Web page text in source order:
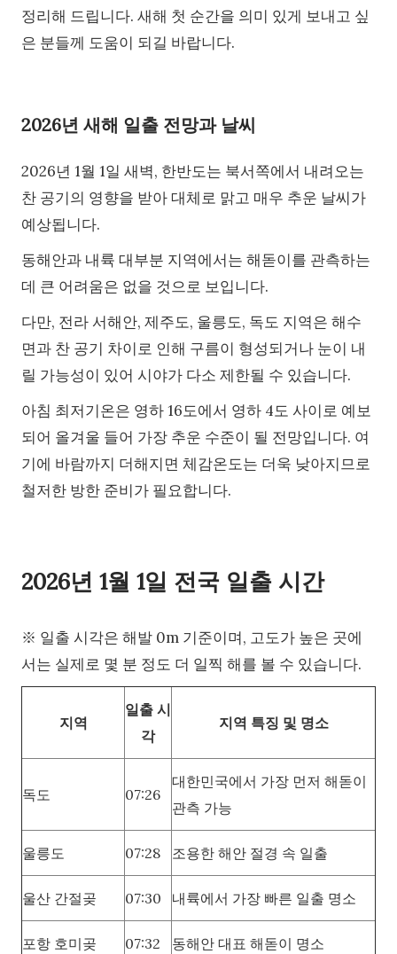
정리해 드립니다. 새해 첫 순간을 의미 있게 보내고 싶
은 분들께 도움이 되길 바랍니다.
2026년 새해 일출 전망과 날씨
2026년 1월 1일 새벽, 한반도는 북서쪽에서 내려오는
찬 공기의 영향을 받아 대체로 맑고 매우 추운 날씨가
예상됩니다.
동해안과 내륙 대부분 지역에서는 해돋이를 관측하는
데 큰 어려움은 없을 것으로 보입니다.
다만, 전라 서해안, 제주도, 울릉도, 독도 지역은 해수
면과 찬 공기 차이로 인해 구름이 형성되거나 눈이 내
릴 가능성이 있어 시야가 다소 제한될 수 있습니다.
아침 최저기온은 영하 16도에서 영하 4도 사이로 예보
되어 올겨울 들어 가장 추운 수준이 될 전망입니다. 여
기에 바람까지 더해지면 체감온도는 더욱 낮아지므로
철저한 방한 준비가 필요합니다.
2026년 1월 1일 전국 일출 시간
※ 일출 시각은 해발 0m 기준이며, 고도가 높은 곳에
서는 실제로 몇 분 정도 더 일찍 해를 볼 수 있습니다.
지역
일출 시
각
지역 특징 및 명소
독도 07:26
대한민국에서 가장 먼저 해돋이
관측 가능
울릉도 07:28 조용한 해안 절경 속 일출
울산 간절곶 07:30 내륙에서 가장 빠른 일출 명소
포항 호미곶 07:32 동해안 대표 해돋이 명소